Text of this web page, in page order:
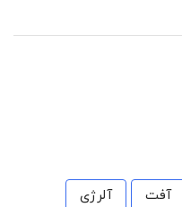
آفت آلرژی